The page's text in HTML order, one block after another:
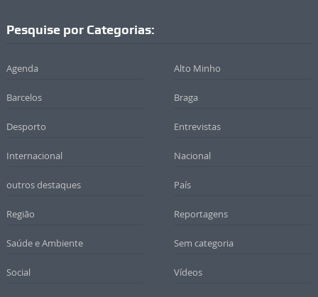
Pesquise por Categorias:
Agenda Alto Minho
Barcelos Braga
Desporto Entrevistas
Internacional Nacional
outros destaques País
Região Reportagens
Saúde e Ambiente Sem categoria
Social Vídeos